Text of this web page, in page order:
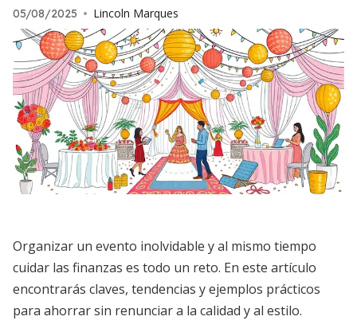
05/08/2025 • Lincoln Marques
Organizar un evento inolvidable y al mismo tiempo
cuidar las finanzas es todo un reto. En este artículo
encontrarás claves, tendencias y ejemplos prácticos
para ahorrar sin renunciar a la calidad y al estilo.